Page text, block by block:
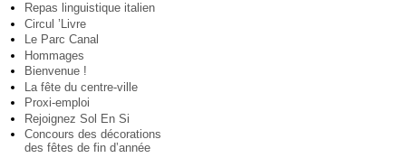
Repas linguistique italien
Circul ’Livre
Le Parc Canal
Hommages
Bienvenue !
La fête du centre-ville
Proxi-emploi
Rejoignez Sol En Si
Concours des décorations
des fêtes de fin d’année